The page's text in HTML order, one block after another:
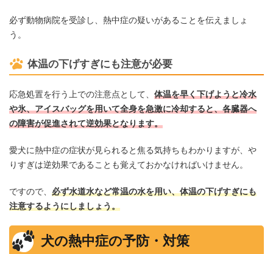
必ず動物病院を受診し、熱中症の疑いがあることを伝えましょ
う。
体温の下げすぎにも注意が必要
応急処置を行う上での注意点として、 体温を早く下げようと冷水
や氷、アイスバッグを用いて全身を急激に冷却すると、各臓器へ
の障害が促進されて逆効果となります。
愛犬に熱中症の症状が見られると焦る気持ちもわかりますが、や
りすぎは逆効果であることも覚えておかなければいけません。
ですので、 必ず水道水など常温の水を用い、体温の下げすぎにも
注意するようにしましょう。
犬の熱中症の予防・対策